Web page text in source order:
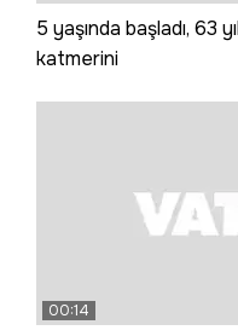
5 yaşında başladı, 63
katmerini
00:14